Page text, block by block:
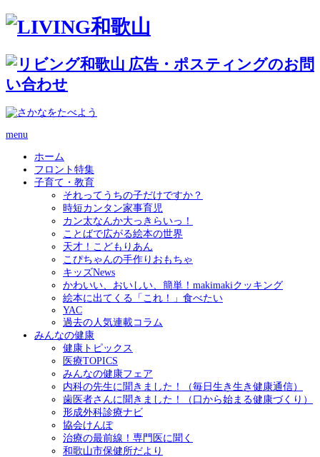
menu
ホーム
フロント特集
子育て・教育
それってうちの子だけですか？
時短カンタン家事育児
カン太なんか大っきらいっ！
ことばで広がる絵本の世界
天才！こどもりあん
こぴちゃんの手作りおもちゃ
キッズNews
かわいい、おいしい、簡単！makimakiクッキング
絵本に出てくる「これ！」食べたい
YAC
過去の人気連載コラム
みんなの健康
健康トピックス
医療TOPICS
みんなの健康フェア
内科の先生に聞きました！（毎日生き生き健康通信）
歯医者さんに聞きました！（口から始まる健康づくり）
形成外科診療ナビ
協会けんぽ
治療の最前線！専門医に聞く
和歌山市保健所だより